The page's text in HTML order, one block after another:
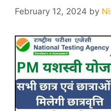
February 12, 2024 by